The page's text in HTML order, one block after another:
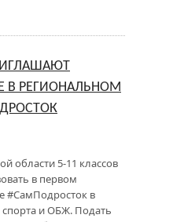
В РЕГИОНАЛЬНОМ
области 5-11 классов
в первом
#СамПодросток в
спорта и ОБЖ. Подать